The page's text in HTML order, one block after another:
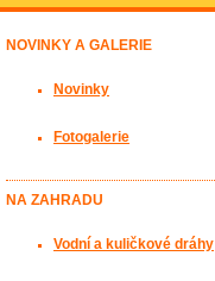
NOVINKY A GALERIE
Novinky
Fotogalerie
NA ZAHRADU
Vodní a kuličkové dráhy